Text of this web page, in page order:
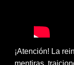
¡Atención! La